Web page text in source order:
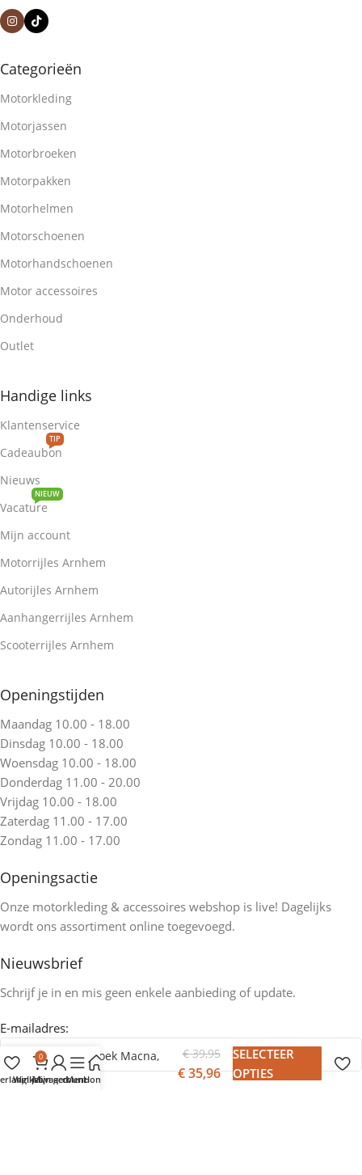
Categorieën
Motorkleding
Motorjassen
Motorbroeken
Motorpakken
Motorhelmen
Motorschoenen
Motorhandschoenen
Motor accessoires
Onderhoud
Outlet
Handige links
Klantenservice
Cadeaubon
TIP
Nieuws
Vacature
NIEUW
Mijn account
Motorrijles Arnhem
Autorijles Arnhem
Aanhangerrijles Arnhem
Scooterrijles Arnhem
Openingstijden
Maandag 10.00 - 18.00
Dinsdag 10.00 - 18.00
Woensdag 10.00 - 18.00
Donderdag 11.00 - 20.00
Vrijdag 10.00 - 18.00
Zaterdag 11.00 - 17.00
Zondag 11.00 - 17.00
Openingsactie
Onze motorkleding & accessoires webshop is live! Dagelijks
wordt ons assortiment online toegevoegd.
Nieuwsbrief
Schrijf je in en mis geen enkele aanbieding of update.
E-mailadres:
Regenbroek Macna,
Spray
€39,95
€35,96
SELECTEER
OPTIES
0
Winkelwagen
Mijn account
MenuHome